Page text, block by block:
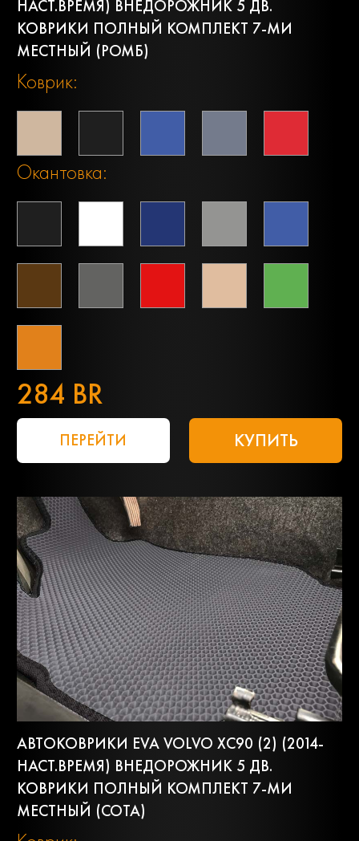
НАСТ.ВРЕМЯ) ВНЕДОРОЖНИК 5 ДВ.
КОВРИКИ ПОЛНЫЙ КОМПЛЕКТ 7-МИ
МЕСТНЫЙ (РОМБ)
Коврик:
Окантовка:
284 BR
ПЕРЕЙТИ КУПИТЬ
АВТОКОВРИКИ EVA VOLVO XC90 (2) (2014-
НАСТ.ВРЕМЯ) ВНЕДОРОЖНИК 5 ДВ.
КОВРИКИ ПОЛНЫЙ КОМПЛЕКТ 7-МИ
МЕСТНЫЙ (СОТА)